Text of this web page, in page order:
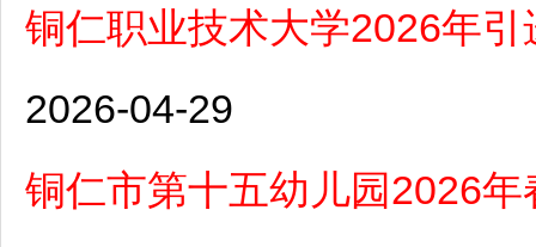
铜仁职业技术大学2026年
2026-04-29
铜仁市第十五幼儿园2026